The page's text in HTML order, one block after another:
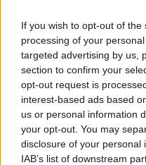
If you wish to opt-out of
processing of your
targeted advertising by us,
section to confirm your
opt-out request is
interest-based ads based
us or personal information
your opt-out. You may
disclosure of your personal
IAB’s list of downstream